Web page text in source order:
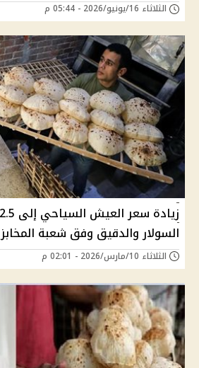
الثلاثاء 16/يونيو/2026 - 05:44 م
السولار والدقيق وفق شعبة المخابز
الثلاثاء 10/مارس/2026 - 02:01 م